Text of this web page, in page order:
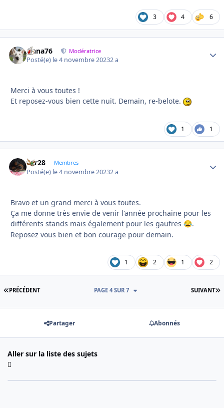
3 4 6
Anna76 Modératrice
Posté(e) le 4 novembre 20232 a
Merci à vous toutes !
Et reposez-vous bien cette nuit. Demain, re-belote.
1 1
frfr28 Membres
Posté(e) le 4 novembre 20232 a
Bravo et un grand merci à vous toutes.
Ça me donne très envie de venir l'année prochaine pour les
différents stands mais également pour les gaufres 😂.
Reposez vous bien et bon courage pour demain.
1 2 1 2
PREMIÈRE PAGE
PRÉCÉDENT SUIVANT
PAGE 4 SUR 7
Partager Abonnés
Aller sur la liste des sujets